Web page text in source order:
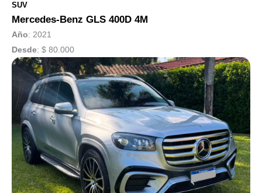
SUV
Mercedes-Benz GLS 400D 4M
Año: 2021
Desde: $ 80.000